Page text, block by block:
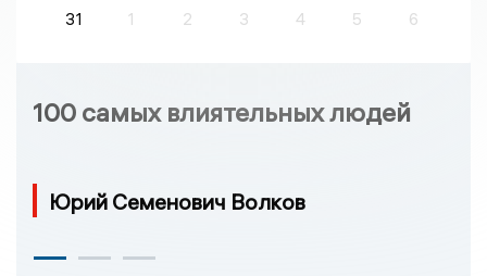
31
1 2 3 4 5 6
100 самых влиятельных людей
Юрий Семенович Волков